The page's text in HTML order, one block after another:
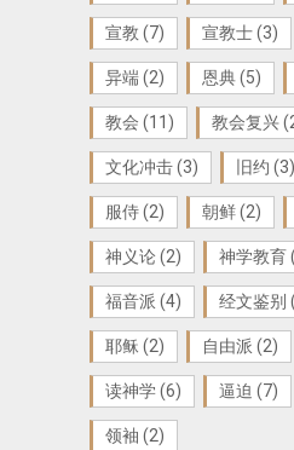
宣教 (7) 宣教士(3)
异端(2) 恩典(5)
教会 (11) 教会复兴
文化冲击(3) 旧约 (3)
服侍(2) 朝鲜(2)
神义论(2) 神学教育
福音派 (4) 经文鉴别
耶稣 (2) 自由派 (2)
读神学(6) 逼迫 (7)
领袖 (2)